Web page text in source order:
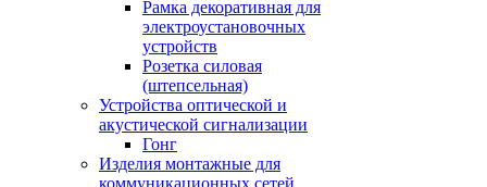
Рамка декоративная для
электроустановочных
устройств
Розетка силовая
(штепсельная)
Устройства оптической и
акустической сигнализации
Гонг
Изделия монтажные для
коммуникационных сетей